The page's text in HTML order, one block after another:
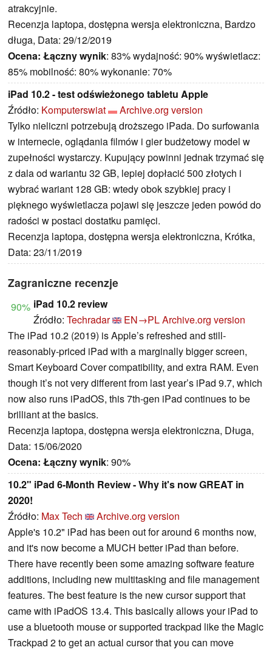
atrakcyjnie.
Recenzja laptopa, dostępna wersja elektroniczna, Bardzo
długa, Data: 29/12/2019
Ocena: Łączny wynik: 83% wydajność: 90% wyświetlacz:
85% mobilność: 80% wykonanie: 70%
iPad 10.2 - test odświeżonego tabletu Apple
Źródło: Komputerswiat
Archive.org version
Tylko nieliczni potrzebują droższego iPada. Do surfowania
w internecie, oglądania filmów i gier budżetowy model w
zupełności wystarczy. Kupujący powinni jednak trzymać się
z dala od wariantu 32 GB, lepiej dopłacić 500 złotych i
wybrać wariant 128 GB: wtedy obok szybkiej pracy i
pięknego wyświetlacza pojawi się jeszcze jeden powód do
radości w postaci dostatku pamięci.
Recenzja laptopa, dostępna wersja elektroniczna, Krótka,
Data: 23/11/2019
Zagraniczne recenzje
90% iPad 10.2 review
Źródło: Techradar EN→PLArchive.org version
The iPad 10.2 (2019) is Apple’s refreshed and still-
reasonably-priced iPad with a marginally bigger screen,
Smart Keyboard Cover compatibility, and extra RAM. Even
though it’s not very different from last year’s iPad 9.7, which
now also runs iPadOS, this 7th-gen iPad continues to be
brilliant at the basics.
Recenzja laptopa, dostępna wersja elektroniczna, Długa,
Data: 15/06/2020
Ocena: Łączny wynik: 90%
10.2" iPad 6-Month Review - Why it's now GREAT in
2020!
Źródło: Max Tech
Archive.org version
Apple's 10.2" iPad has been out for around 6 months now,
and it's now become a MUCH better iPad than before.
There have recently been some amazing software feature
additions, including new multitasking and file management
features. The best feature is the new cursor support that
came with iPadOS 13.4. This basically allows your iPad to
use a bluetooth mouse or supported trackpad like the Magic
Trackpad 2 to get an actual cursor that you can move